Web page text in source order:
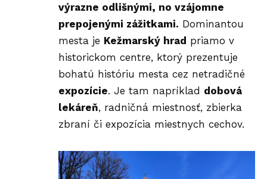
výrazne odlišnými, no vzájomne
prepojenými zážitkami. Dominantou
mesta je Kežmarský hrad priamo v
historickom centre, ktorý prezentuje
bohatú históriu mesta cez netradičné
expozície. Je tam napríklad dobová
lekáreň, radničná miestnosť, zbierka
zbraní či expozícia miestnych cechov.